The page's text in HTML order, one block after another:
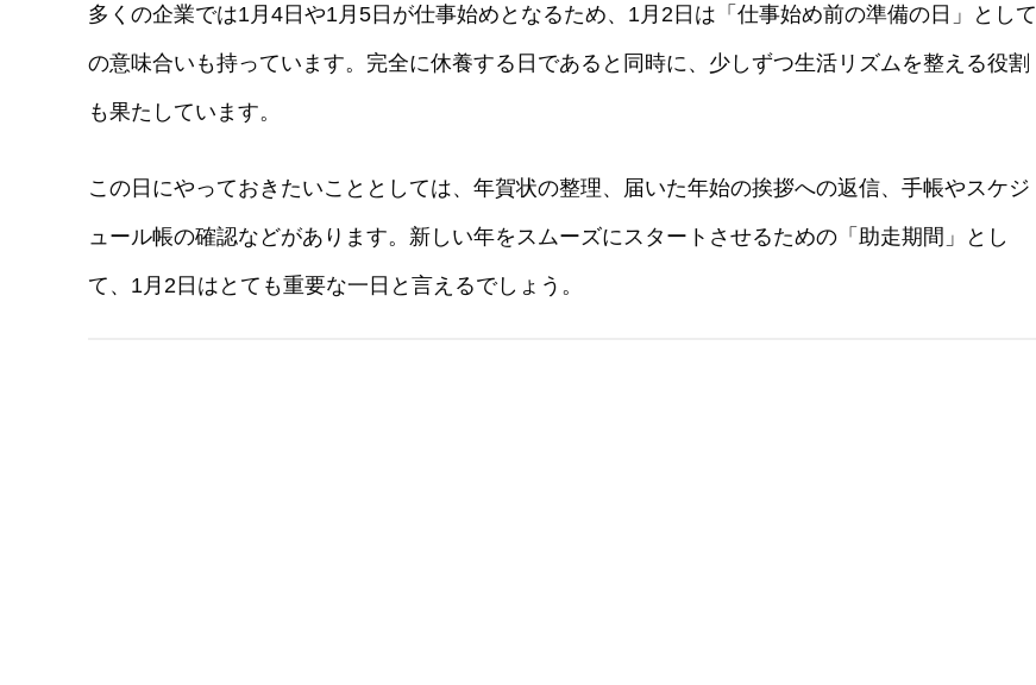
多くの企業では1月4日や1月5日が仕事始めとなるため、1月2日は「仕事始め前の準備の日」として
の意味合いも持っています。完全に休養する日であると同時に、少しずつ生活リズムを整える役割
も果たしています。
この日にやっておきたいこととしては、年賀状の整理、届いた年始の挨拶への返信、手帳やスケジ
ュール帳の確認などがあります。新しい年をスムーズにスタートさせるための「助走期間」とし
て、1月2日はとても重要な一日と言えるでしょう。